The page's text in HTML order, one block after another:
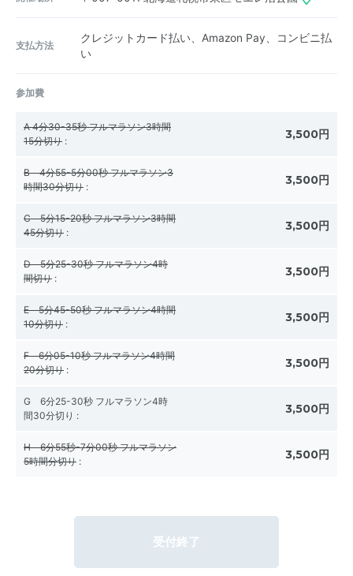
支払方法
クレジットカード払い、Amazon Pay、コンビニ払
い
参加費
A 4分30-35秒 フルマラソン3時間
15分切り : 3,500円
B 4分55-5分00秒 フルマラソン3
時間30分切り : 3,500円
C 5分15-20秒 フルマラソン3時間
45分切り : 3,500円
D 5分25-30秒 フルマラソン4時
間切り : 3,500円
E 5分45-50秒 フルマラソン4時間
10分切り : 3,500円
F 6分05-10秒 フルマラソン4時間
20分切り : 3,500円
G 6分25-30秒 フルマラソン4時
間30分切り : 3,500円
H 6分55秒-7分00秒 フルマラソン
5時間分切り : 3,500円
受付終了